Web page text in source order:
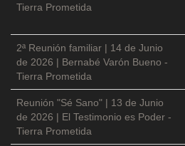
Tierra Prometida
2ª Reunión familiar | 14 de Junio
de 2026 | Bernabé Varón Bueno -
Tierra Prometida
Reunión "Sé Sano" | 13 de Junio
de 2026 | El Testimonio es Poder -
Tierra Prometida